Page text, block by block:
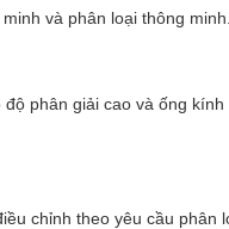
và phân loại thông minh.
phân giải cao và ống
chỉnh theo yêu cầu phân